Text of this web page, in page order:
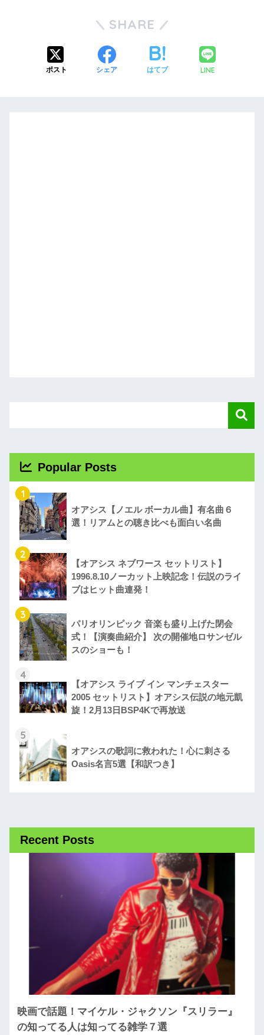
SHARE
ポスト シェア はてブ LINE
Popular Posts
1
オアシス【ノエル ボーカル曲】有名曲６
選！リアムとの聴き比べも面白い名曲
2
【オアシス ネブワース セットリスト】
1996.8.10ノーカット上映記念！伝説のライ
ブはヒット曲連発！
3
パリオリンピック 音楽も盛り上げた閉会
式！【演奏曲紹介】 次の開催地ロサンゼル
スのショーも！
4
【オアシス ライブ イン マンチェスター
2005 セットリスト】オアシス伝説の地元凱
旋！2月13日BSP4Kで再放送
5
オアシスの歌詞に救われた！心に刺さる
Oasis名言5選【和訳つき】
Recent Posts
映画で話題！マイケル・ジャクソン『スリラー』
の知ってる人は知ってる雑学７選